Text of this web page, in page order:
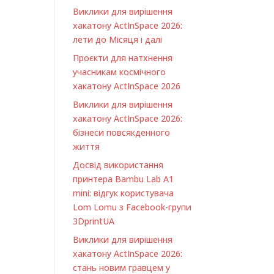
Виклики для вирішення
хакатону ActInSpace 2026:
лети до Місяця і далі
Проєкти для натхнення
учасникам космічного
хакатону ActInSpace 2026
Виклики для вирішення
хакатону ActInSpace 2026:
бізнеси повсякденного
життя
Досвід використання
принтера Bambu Lab A1
minі: відгук користувача
Lom Lomu з Facebook-групи
3DprintUA
Виклики для вирішення
хакатону ActInSpace 2026:
стань новим гравцем у